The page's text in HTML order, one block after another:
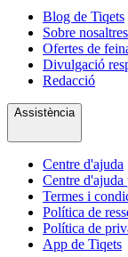
Blog de Tiqets
Sobre nosaltres
Ofertes de
Divulgació
Redacció
Assistència
Centre d'ajuda
Centre d'ajuda
Termes i
Política de
Política de
App de Tiqets